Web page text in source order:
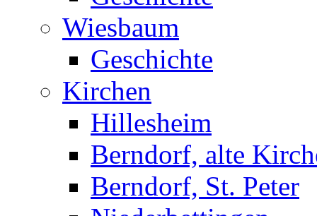
Wiesbaum
Geschichte
Kirchen
Hillesheim
Berndorf, alte
Berndorf, St. Peter